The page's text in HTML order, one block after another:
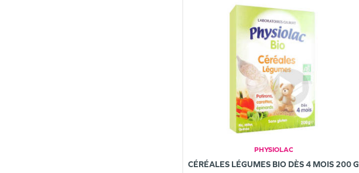
PHYSIOLAC
CÉRÉALES LÉGUMES BIO DÈS 4 MOIS 200 G